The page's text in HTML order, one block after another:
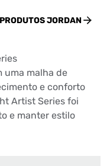
JORDAN
uma malha de
e conforto
Artist Series foi
e manter estilo